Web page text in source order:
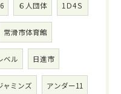
６人団体 1Ｄ4Ｓ
常滑市体育館
ベル 日進市
ャミンズ アンダー11